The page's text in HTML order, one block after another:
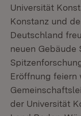
Universität
Konstanz und
Deutschland
neuen Gebäude
Eröffnung feiern
der Universität